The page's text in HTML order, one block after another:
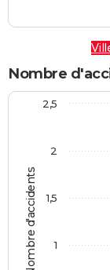
Nombre
Nombre d'accidents 1
1,5
2
2,5